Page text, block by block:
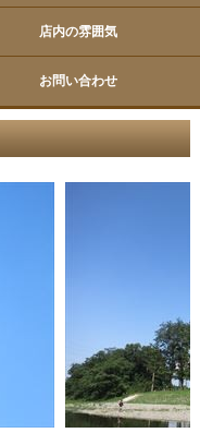
店内の雰囲気
お問い合わせ